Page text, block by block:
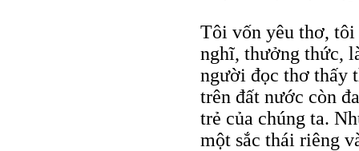
Tôi vốn yêu thơ, tôi
nghĩ, thưởng thức,
người đọc thơ thấy
trên đất nước còn
trẻ của chúng ta.
một sắc thái riêng